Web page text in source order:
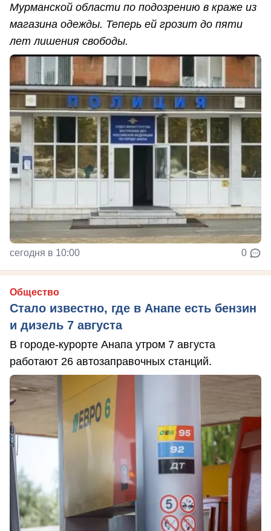
Мурманской области по подозрению в краже из
магазина одежды. Теперь ей грозит до пяти
лет лишения свободы.
сегодня в 10:00 0
Общество
Стало известно, где в Анапе есть бензин
и дизель 7 августа
В городе-курорте Анапа утром 7 августа
работают 26 автозаправочных станций.